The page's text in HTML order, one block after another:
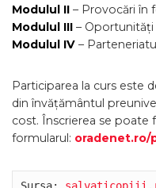
Modulul II – Provocări în
Modulul III –
Modulul IV –
Participarea la curs este
din învățământul
cost. Înscrierea se
formularul: